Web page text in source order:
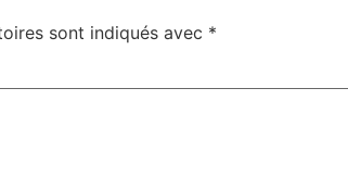
sont indiqués avec *